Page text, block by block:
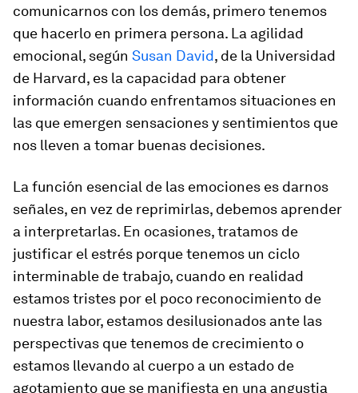
comunicarnos con los demás, primero tenemos
que hacerlo en primera persona. La agilidad
emocional, según Susan David, de la Universidad
de Harvard, es la capacidad para obtener
información cuando enfrentamos situaciones en
las que emergen sensaciones y sentimientos que
nos lleven a tomar buenas decisiones.
La función esencial de las emociones es darnos
señales, en vez de reprimirlas, debemos aprender
a interpretarlas. En ocasiones, tratamos de
justificar el estrés porque tenemos un ciclo
interminable de trabajo, cuando en realidad
estamos tristes por el poco reconocimiento de
nuestra labor, estamos desilusionados ante las
perspectivas que tenemos de crecimiento o
estamos llevando al cuerpo a un estado de
agotamiento que se manifiesta en una angustia